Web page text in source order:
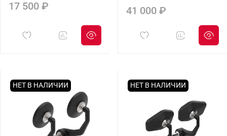
17 500 ₽ 41 000 ₽
НЕТ В НАЛИЧИИ НЕТ В НАЛИЧИИ